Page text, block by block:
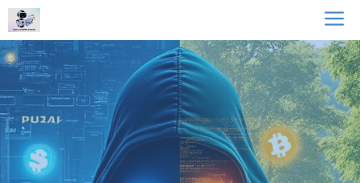
Aller
au
contenu